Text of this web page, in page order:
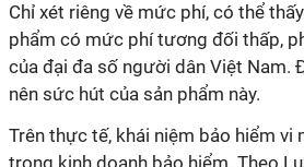
Chỉ xét riêng về mức phí, có thể
phẩm có mức phí tương đối thấp,
của đại đa số người dân Việt Nam.
nên sức hút của sản phẩm này.
Trên thực tế, khái niệm bảo hiểm vi
trong kinh doanh bảo hiểm. Theo